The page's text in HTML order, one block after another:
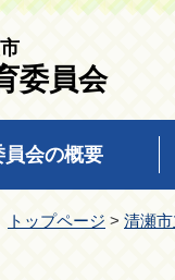
委員会
員会の概要
トップページ > 清瀬